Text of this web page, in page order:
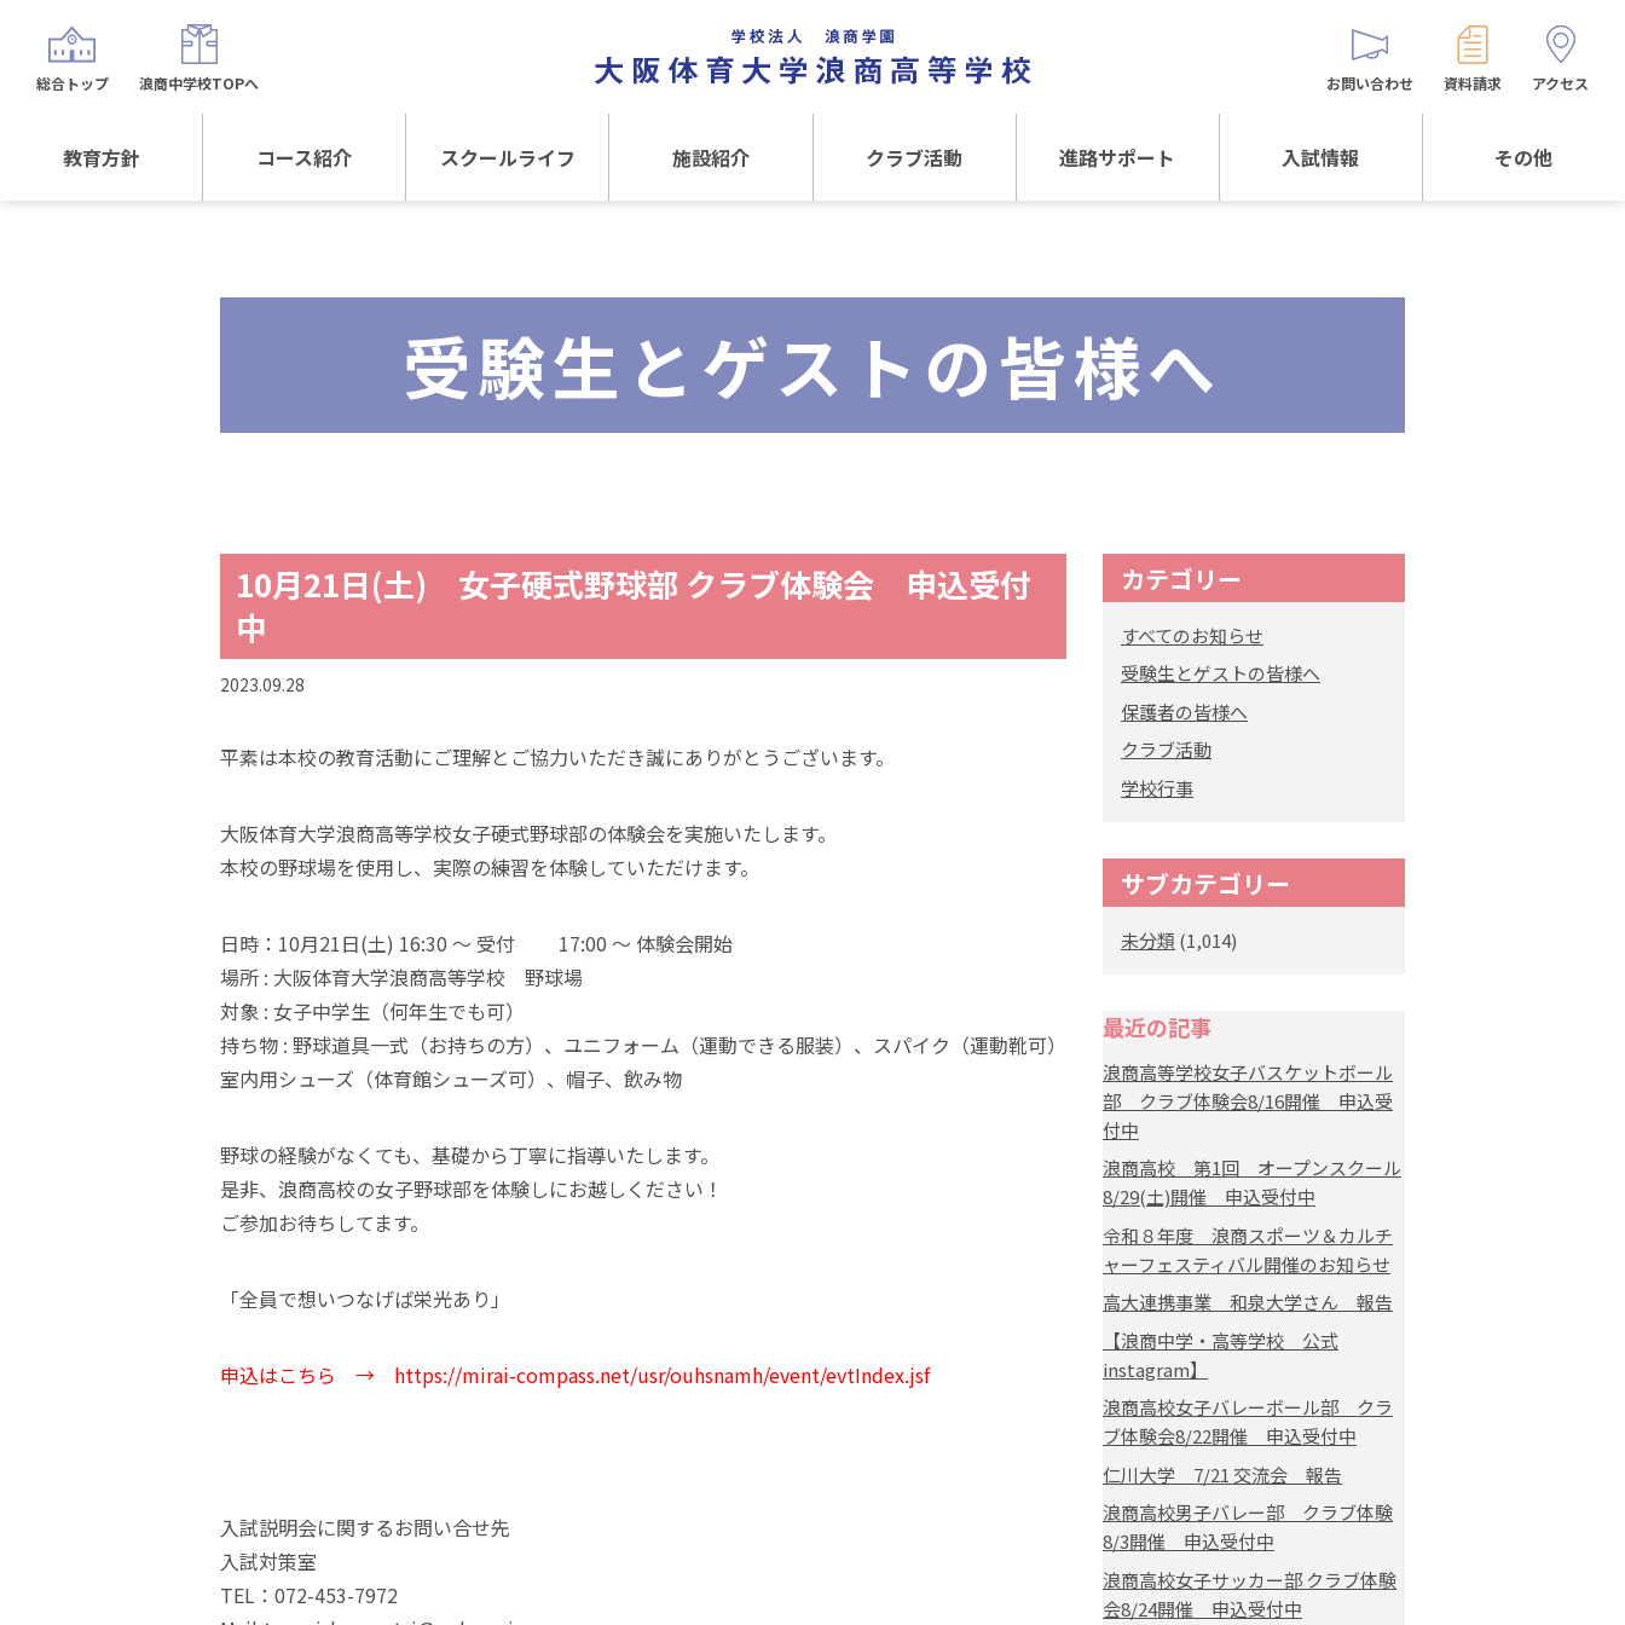
教育方針 コース紹介 スクールライフ 施設紹介 クラブ活動
文化クラブ
進路サポート
大阪体育大学
内部進学について
入試情報 その他
お問い合わせ 資料請求 アクセス
総合トップ 浪商中学校TOPへ
受験生とゲストの皆様へ
10月21日(土) 女子硬式野球部 クラブ体験会 申込受付
中
2023.09.28
平素は本校の教育活動にご理解とご協力いただき誠にありがとうございます。
大阪体育大学浪商高等学校女子硬式野球部の体験会を実施いたします。
本校の野球場を使用し、実際の練習を体験していただけます。
日時：10月21日(土) 16:30 ～ 受付 17:00 ～ 体験会開始
場所 : 大阪体育大学浪商高等学校 野球場
対象 : 女子中学生（何年生でも可）
持ち物 : 野球道具一式（お持ちの方）、ユニフォーム（運動できる服装）、スパイク（運動靴可）
室内用シューズ（体育館シューズ可）、帽子、飲み物
野球の経験がなくても、基礎から丁寧に指導いたします。
是非、浪商高校の女子野球部を体験しにお越しください！
ご参加お待ちしてます。
「全員で想いつなげば栄光あり」
申込はこちら → https://mirai-compass.net/usr/ouhsnamh/event/evtIndex.jsf
入試説明会に関するお問い合せ先
入試対策室
TEL：072-453-7972
カテゴリー
すべてのお知らせ
受験生とゲストの皆様へ
保護者の皆様へ
クラブ活動
学校行事
サブカテゴリー
未分類 (1,014)
最近の記事
浪商高等学校女子バスケットボール
部 クラブ体験会8/16開催 申込受
付中
浪商高校 第1回 オープンスクール
8/29(土)開催 申込受付中
令和８年度 浪商スポーツ＆カルチ
ャーフェスティバル開催のお知らせ
高大連携事業 和泉大学さん 報告
【浪商中学・高等学校 公式
instagram】
浪商高校女子バレーボール部 クラ
ブ体験会8/22開催 申込受付中
仁川大学 7/21 交流会 報告
浪商高校男子バレー部 クラブ体験
8/3開催 申込受付中
浪商高校女子サッカー部 クラブ体験
会8/24開催 申込受付中